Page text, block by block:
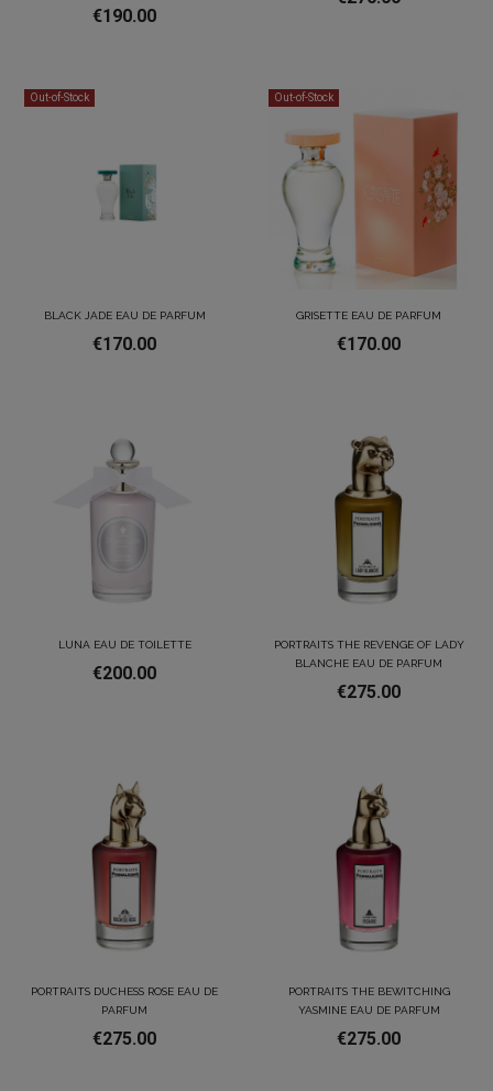
€190.00
Out-of-Stock
BLACK JADE EAU DE PARFUM
€170.00
Out-of-Stock
GRISETTE EAU DE PARFUM
€170.00
LUNA EAU DE TOILETTE
€200.00
PORTRAITS THE REVENGE OF LADY
BLANCHE EAU DE PARFUM
€275.00
PORTRAITS DUCHESS ROSE EAU DE
PARFUM
€275.00
PORTRAITS THE BEWITCHING
YASMINE EAU DE PARFUM
€275.00